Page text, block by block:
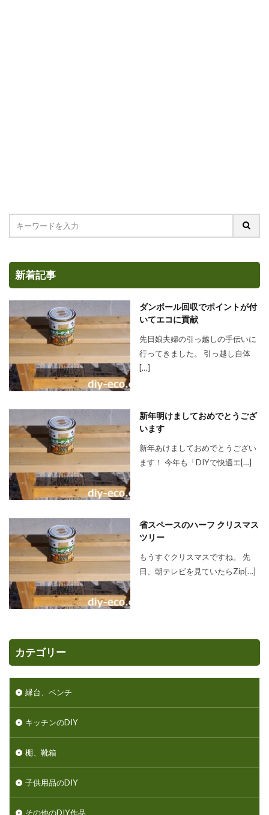
新着記事
ダンボール回収でポイントが付
いてエコに貢献
先日娘夫婦の引っ越しの手伝いに
行ってきました。 引っ越し自体
[…]
新年明けましておめでとうござ
います
新年あけましておめでとうござい
ます！ 今年も「DIYで快適エ[…]
省スペースのハーフ クリスマス
ツリー
もうすぐクリスマスですね。 先
日、朝テレビを見ていたらZip[…]
カテゴリー
縁台、ベンチ
キッチンのDIY
棚、靴箱
子供用品のDIY
その他のDIY作品